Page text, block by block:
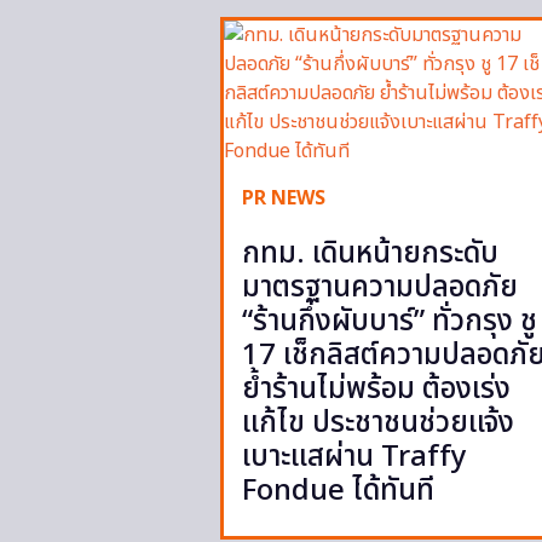
PR NEWS
กทม. เดินหน้ายกระดับ
มาตรฐานความปลอดภัย
“ร้านกึ่งผับบาร์” ทั่วกรุง ชู
17 เช็กลิสต์ความปลอดภั
ย้ำร้านไม่พร้อม ต้องเร่ง
แก้ไข ประชาชนช่วยแจ้ง
เบาะแสผ่าน Traffy
Fondue ได้ทันที